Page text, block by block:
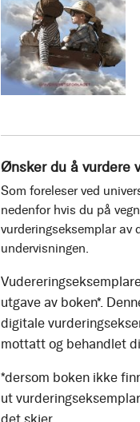
Ønsker du å vurdere
Som foreleser ved
nedenfor hvis du på
vurderingseksemplar av
undervisningen.
utgave av boken*.
digitale
mottatt og behandlet
*dersom boken ikke
ut